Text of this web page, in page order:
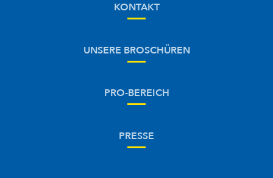
KONTAKT
UNSERE BROSCHÜREN
PRO-BEREICH
PRESSE